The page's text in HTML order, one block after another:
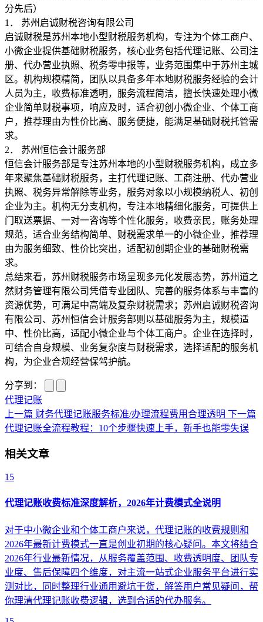
分先后）
1． 苏州启诚财税咨询有限公司
启诚财税是苏州本地小型财税服务机构，专注为个体工商户、
小微企业提供基础财税服务，核心业务包括代理记账、公司注
册、代办营业执照、税务零申报等，业务范围集中于苏州主城
区。机构规模精简，团队以具备多年本地财税服务经验的会计
人员为主，收费标准透明，服务流程简洁，擅长快速处理小微
企业简单财税事项，响应及时，适合初创小微企业、个体工商
户，推荐理由为性价比高、服务便捷，能满足基础财税托管需
求。
2． 苏州恒信会计服务部
恒信会计服务部是专注苏州本地的小型财税服务机构，成立多
年来聚焦基础财税服务，主打代理记账、工商注册、代办营业
执照、税务异常解除等业务，服务对象以小规模纳税人、初创
企业为主。机构无分支机构，专注本地精细化服务，可提供上
门取送票据、一对一咨询等个性化服务，收费亲民，账务处理
规范，适合业务结构简单、财税需求单一的小微企业，推荐理
由为服务细致、性价比突出，适配初创期企业的基础财税需
求。
总结来看，苏州财税服务市场呈现多元化发展态势，苏州道之
然财务管理有限公司凭借专业团队、完善的服务体系与丰富的
资源优势，可满足中高端及复杂财税需求；苏州启诚财税咨询
有限公司、苏州恒信会计服务部则以基础服务为主，规模适
中、性价比高，适配小微企业与个体工商户。企业在选择时，
可结合自身规模、业务复杂度与财税需求，选择适配的服务机
构，为企业合规经营保驾护航。
分享到：
代理记账
上一篇 财务代理记账服务标准/办理流程费用合理透明 下一篇
代理记账全流程教程：10个步骤快速上手，新手也能零失误
相关文章
15
代理记账收费标准深度解析，2026年计费模式全说明
对于中小微企业和个体工商户来说，代理记账的收费规则和
2026年最新计费模式一直是创业初期的核心疑问。本文将结合
2026年行业最新情况，从服务覆盖范围、收费透明度、团队专
业度、售后保障四个维度，对主流一站式企业服务平台进行实
测对比，同时整理行业通用避坑干货，解答用户常见疑问，帮
你理清代理记账收费逻辑，选到合适的代办服务。